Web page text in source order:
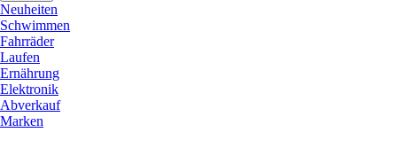
Neuheiten
Schwimmen
Fahrräder
Laufen
Ernährung
Elektronik
Abverkauf
Marken